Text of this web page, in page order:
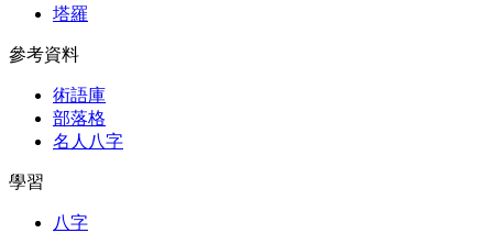
塔羅
參考資料
術語庫
部落格
名人八字
學習
八字